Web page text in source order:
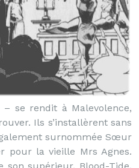
se rendit à Malevolence,
Ils s’installèrent sans
surnommée Sœur
pour la vieille Mrs Agnes.